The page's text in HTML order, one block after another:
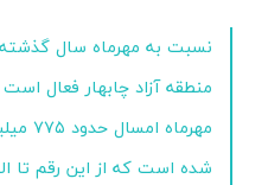
منطقه آزاد چابهار فعال
شده است که از این رقم تا